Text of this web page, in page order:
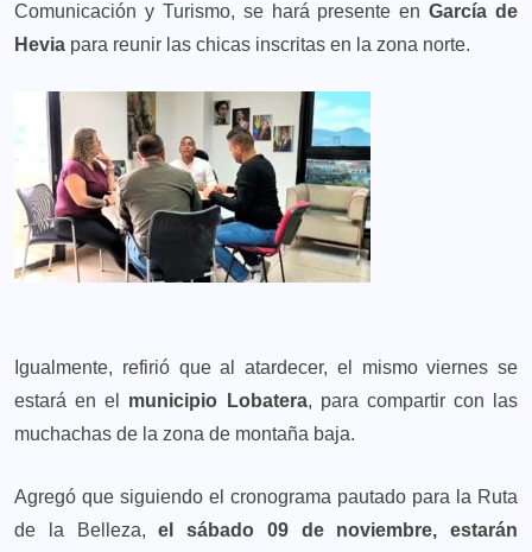
Comunicación y Turismo, se hará presente enGarcía de
Hevia para reunir las chicas inscritas en la zona norte.
Igualmente, refirió que al atardecer, el mismo viernes se
estará en el municipio Lobatera, para compartir con las
muchachas de la zona de montaña baja.
Agregó que siguiendo el cronograma pautado para la Ruta
de la Belleza,el sábado 09 de noviembre, estarán